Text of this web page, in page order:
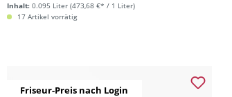
Inhalt: 0.095 Liter (473,68 €* / 1 Liter)
17 Artikel vorrätig
Friseur-Preis nach Login